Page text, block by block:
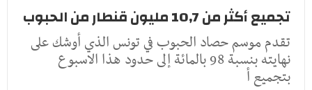
تجميع أكثر من 10,7 مليون قنطار من الحبوب
تقدم موسم حصاد الحبوب في تونس الذي أوشك على
نهايته بنسبة 98 بالمائة إلى حدود هذا الاسبوع
بتجميع أ